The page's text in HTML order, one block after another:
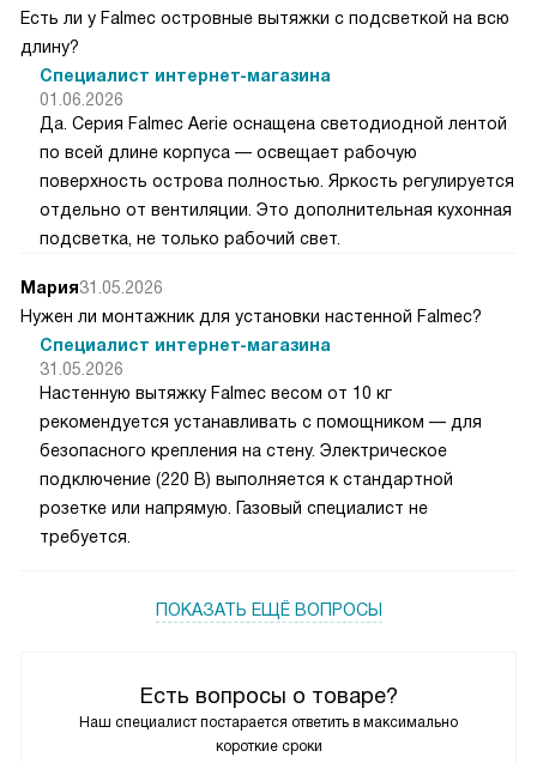
Есть вопросы о товаре?
Наш специалист постарается ответить в максимально
короткие сроки
Есть ли у Falmec островные вытяжки с подсветкой на всю
длину?
Специалист интернет-магазина
01.06.2026
Да. Серия Falmec Aerie оснащена светодиодной лентой
по всей длине корпуса — освещает рабочую
поверхность острова полностью. Яркость регулируется
отдельно от вентиляции. Это дополнительная кухонная
подсветка, не только рабочий свет.
Мария31.05.2026
Нужен ли монтажник для установки настенной Falmec?
Специалист интернет-магазина
31.05.2026
Настенную вытяжку Falmec весом от 10 кг
рекомендуется устанавливать с помощником — для
безопасного крепления на стену. Электрическое
подключение (220 В) выполняется к стандартной
розетке или напрямую. Газовый специалист не
требуется.
ПОКАЗАТЬ ЕЩЁ ВОПРОСЫ